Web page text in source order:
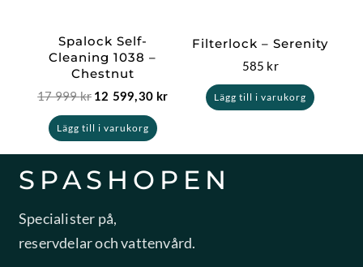
Spalock Self-
Cleaning 1038 –
Chestnut
17 999kr 12 599,30 kr
Lägg till i varukorg
Filterlock – Serenity
585 kr
Lägg till i varukorg
SPASHOPEN
Specialister på,
reservdelar och vattenvård.